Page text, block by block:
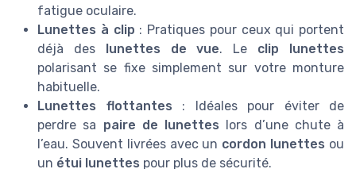
fatigue oculaire.
Lunettes à clip : Pratiques pour ceux qui portent
déjà des lunettes de vue. Le clip lunettes
polarisant se fixe simplement sur votre monture
habituelle.
Lunettes flottantes : Idéales pour éviter de
perdre sa paire de lunettes lors d’une chute à
l’eau. Souvent livrées avec un cordon lunettes ou
un étui lunettes pour plus de sécurité.